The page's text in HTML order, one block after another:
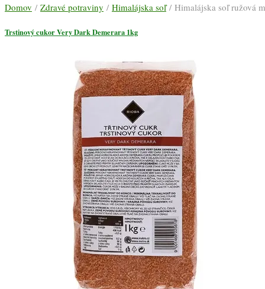
Domov / Zdravé potraviny / Himalájska soľ/ Himalájska soľ ružová
Trstinový cukor Very Dark Demerara 1kg